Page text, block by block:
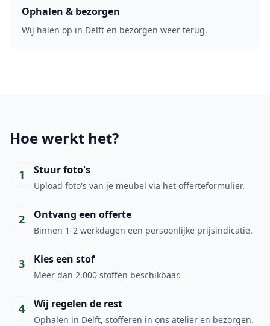
Ophalen & bezorgen
Wij halen op in Delft en bezorgen weer terug.
Hoe werkt het?
1 Stuur foto's
Upload foto's van je meubel via het offerteformulier.
2 Ontvang een offerte
Binnen 1-2 werkdagen een persoonlijke prijsindicatie.
3 Kies een stof
Meer dan 2.000 stoffen beschikbaar.
4 Wij regelen de rest
Ophalen in Delft, stofferen in ons atelier en bezorgen.